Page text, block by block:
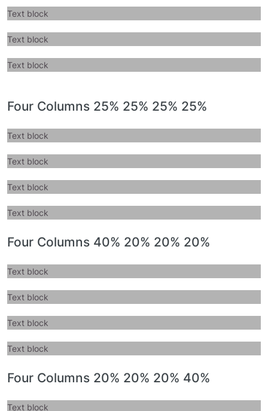
Text block
Text block
Text block
Four Columns 25% 25% 25% 25%
Text block
Text block
Text block
Text block
Four Columns 40% 20% 20% 20%
Text block
Text block
Text block
Text block
Four Columns 20% 20% 20% 40%
Text block